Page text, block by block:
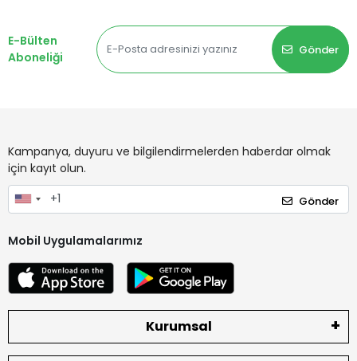
E-Bülten
Aboneliği
Gönder
Kampanya, duyuru ve bilgilendirmelerden haberdar olmak
için kayıt olun.
Gönder
Mobil Uygulamalarımız
Kurumsal